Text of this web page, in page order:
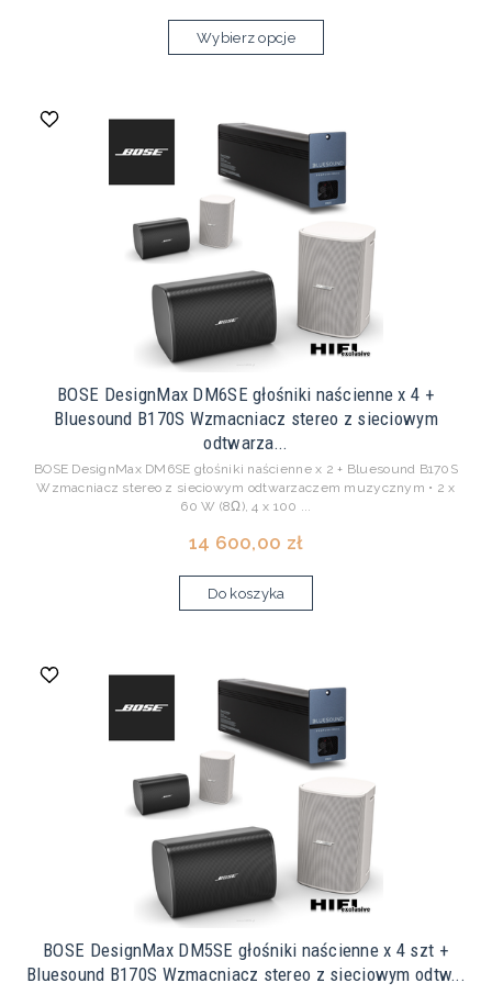
Wybierz opcje
BOSE DesignMax DM6SE głośniki naścienne x 4 +
Bluesound B170S Wzmacniacz stereo z sieciowym
odtwarza...
BOSE DesignMax DM6SE głośniki naścienne x 2 + Bluesound B170S
Wzmacniacz stereo z sieciowym odtwarzaczem muzycznym • 2 x
60 W (8Ω), 4 x 100 ...
14 600,00 zł
Do koszyka
BOSE DesignMax DM5SE głośniki naścienne x 4 szt +
Bluesound B170S Wzmacniacz stereo z sieciowym odtw...